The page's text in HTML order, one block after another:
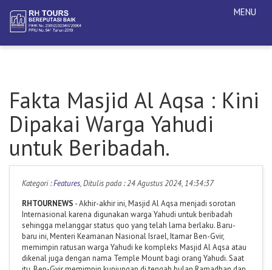
Fakta Masjid Al Aqsa : Kini
Dipakai Warga Yahudi
untuk Beribadah.
Kategori :Features, Ditulis pada : 24 Agustus 2024, 14:34:37
RHTOURNEWS - Akhir-akhir ini, Masjid Al Aqsa menjadi sorotan
Internasional karena digunakan warga Yahudi untuk beribadah
sehingga melanggar status quo yang telah lama berlaku. Baru-
baru ini, Menteri Keamanan Nasional Israel, Itamar Ben-Gvir,
memimpin ratusan warga Yahudi ke kompleks Masjid Al Aqsa atau
dikenal juga dengan nama Temple Mount bagi orang Yahudi. Saat
MENU